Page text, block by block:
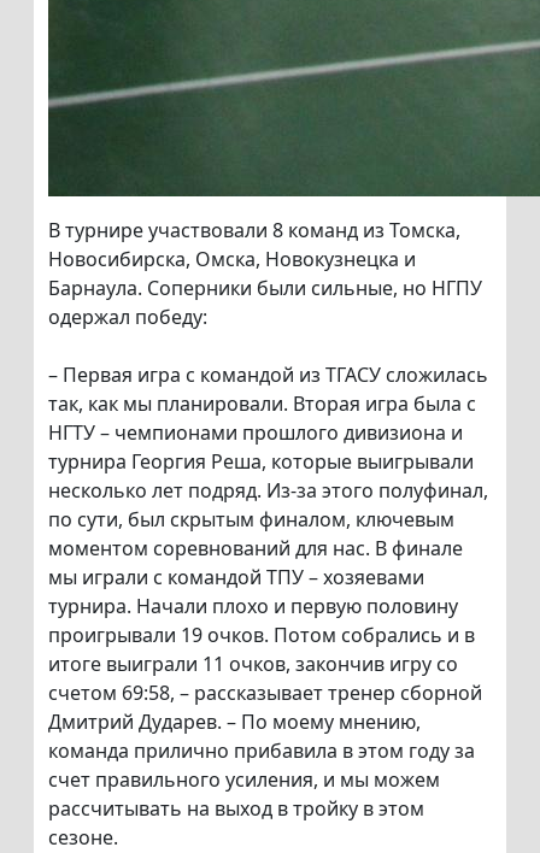
В турнире участвовали 8 команд из Томска,
Новосибирска, Омска, Новокузнецка и
Барнаула. Соперники были сильные, но НГПУ
одержал победу:
– Первая игра с командой из ТГАСУ сложилась
так, как мы планировали. Вторая игра была с
НГТУ – чемпионами прошлого дивизиона и
турнира Георгия Реша, которые выигрывали
несколько лет подряд. Из-за этого полуфинал,
по сути, был скрытым финалом, ключевым
моментом соревнований для нас. В финале
мы играли с командой ТПУ – хозяевами
турнира. Начали плохо и первую половину
проигрывали 19 очков. Потом собрались и в
итоге выиграли 11 очков, закончив игру со
счетом 69:58, – рассказывает тренер сборной
Дмитрий Дударев. – По моему мнению,
команда прилично прибавила в этом году за
счет правильного усиления, и мы можем
рассчитывать на выход в тройку в этом
сезоне.